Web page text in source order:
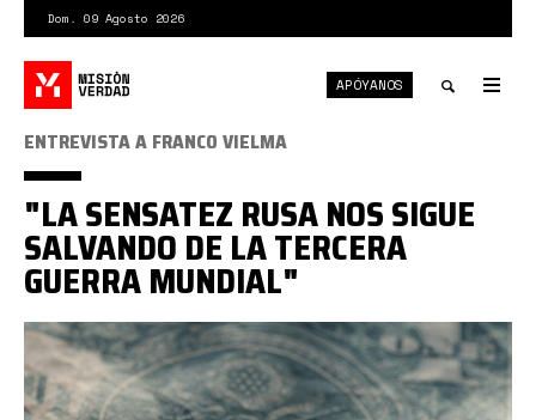
contenido
principal
Dom. 09 Agosto 2026
APÓYANOS
ruble.png
ENTREVISTA A FRANCO VIELMA
"LA SENSATEZ RUSA NOS SIGUE
SALVANDO DE LA TERCERA
GUERRA MUNDIAL"